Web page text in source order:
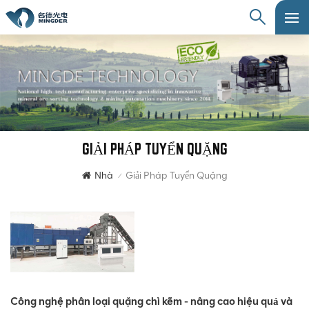
GIẢI PHÁP TUYỂN QUẶNG
Nhà / Giải Pháp Tuyển Quặng
Công nghệ phân loại quặng chì kẽm - nâng cao hiệu quả và